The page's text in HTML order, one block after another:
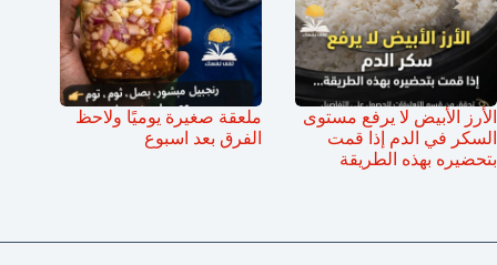
الأرز الأبيض لا يرفع مستوى
السكر في الدم إذا قمت
بتحضيره بهذه الطريقة
ملعقة صغيرة يوميًا ولاحظ
الفرق بعد اسبوع